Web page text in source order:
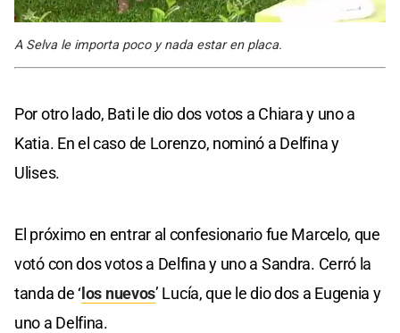
A Selva le importa poco y nada estar en placa.
Por otro lado, Bati le dio dos votos a Chiara y uno a
Katia. En el caso de Lorenzo, nominó a Delfina y
Ulises.
El próximo en entrar al confesionario fue Marcelo, que
votó con dos votos a Delfina y uno a Sandra. Cerró la
tanda de ‘los nuevos’ Lucía, que le dio dos a Eugenia y
uno a Delfina.